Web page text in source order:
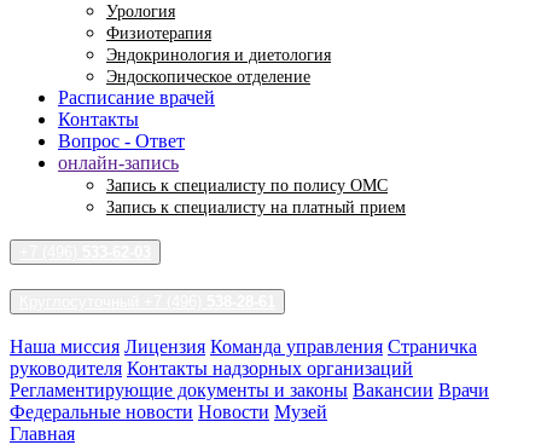
Урология
Физиотерапия
Эндокринология и диетология
Эндоскопическое отделение
Расписание врачей
Контакты
Вопрос - Ответ
онлайн-запись
Запись к специалисту по полису ОМС
Запись к специалисту на платный прием
Наша миссия Лицензия Команда управления Страничка
руководителя Контакты надзорных организаций
Регламентирующие документы и законы Вакансии Врачи
Федеральные новости Новости Музей
Главная